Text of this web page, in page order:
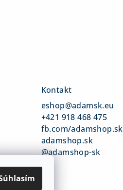
Kontakt
eshop@adamsk.eu
+421 918 468 475
fb.com/adamshop.sk
adamshop.sk
@adamshop-sk